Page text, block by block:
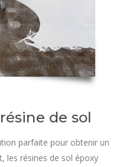
de sol
parfaite pour obtenir un
les résines de sol époxy